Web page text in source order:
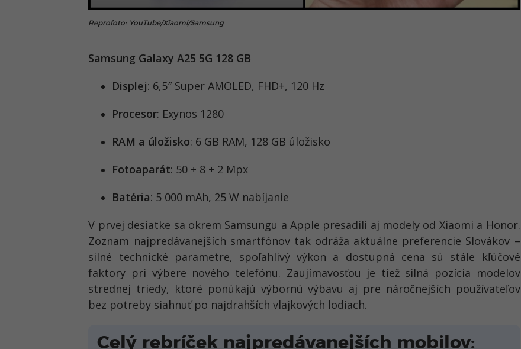
Reprofoto: YouTube/Xiaomi/Samsung
Samsung Galaxy A25 5G 128 GB
Displej: 6,5″ Super AMOLED, FHD+, 120 Hz
Procesor: Exynos 1280
RAM a úložisko: 6 GB RAM, 128 GB úložisko
Fotoaparát: 50 + 8 + 2 Mpx
Batéria: 5 000 mAh, 25 W nabíjanie
V prvej desiatke sa okrem Samsungu a Apple presadili aj modely od Xiaomi a Honor.
Zoznam najpredávanejších smartfónov tak odráža aktuálne preferencie Slovákov –
silné technické parametre, spoľahlivý výkon a dostupná cena sú stále kľúčové
faktory pri výbere nového telefónu. Zaujímavosťou je tiež silná pozícia modelov
strednej triedy, ktoré ponúkajú výbornú výbavu aj pre náročnejších používateľov
bez potreby siahnuť po najdrahších vlajkových lodiach.
Celý rebríček najpredávanejších mobilov: